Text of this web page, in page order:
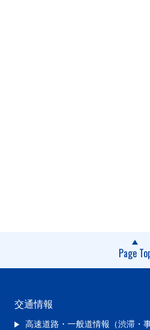
Page
交通情報
高速道路・一般道情報（渋滞・